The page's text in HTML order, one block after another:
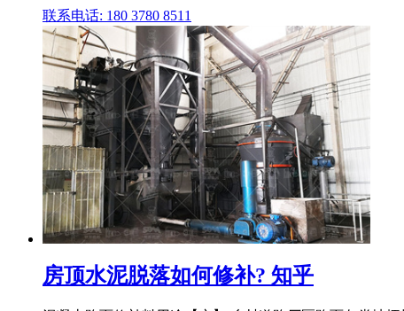
联系电话: 180 3780 8511
房顶水泥脱落如何修补? 知乎